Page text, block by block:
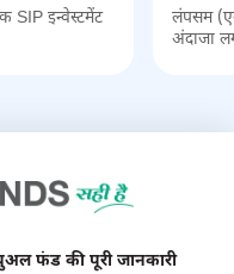
SIP इन्वेस्टमेंट
लंपसम
अंदाजा
फंड की पूरी जानकारी